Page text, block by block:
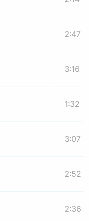
2:47
3:16
1:32
3:07
2:52
2:36